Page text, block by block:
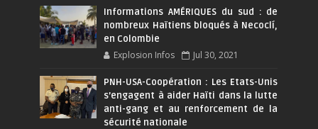
Informations AMÉRIQUES du sud : de
nombreux Haïtiens bloqués à Necoclí,
en Colombie
Explosion Infos Jul 30, 2021
PNH-USA-Coopération : Les Etats-Unis
s’engagent à aider Haïti dans la lutte
anti-gang et au renforcement de la
sécurité nationale